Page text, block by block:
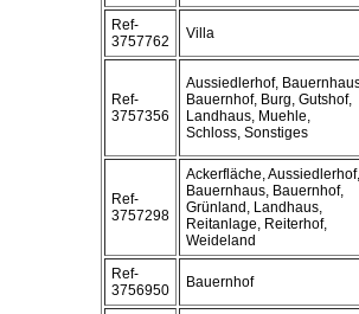
Ref-
3757762
Villa
Ref-
3757356
Aussiedlerhof,
Bauernhof, Burg, Gutshof,
Landhaus, Muehle,
Schloss, Sonstiges
Ref-
3757298
Ackerfläche, Aussiedlerhof,
Bauernhaus, Bauernhof,
Grünland, Landhaus,
Reitanlage, Reiterhof,
Weideland
Ref-
3756950
Bauernhof